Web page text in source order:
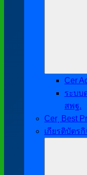
Cer
ระบบ
สพฐ.
Cer ฺ Best
เกียรติบัตร